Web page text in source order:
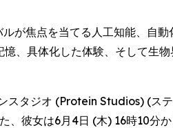
ルが焦点を当てる人工知能、自
、具体化した体験、そして生
スタジオ (Protein Studios) (ス
彼女は6月4日 (木) 16時10分か